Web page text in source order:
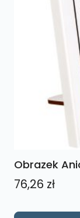
Obrazek
76,26 zł